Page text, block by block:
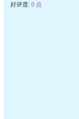
好评度: 0 点